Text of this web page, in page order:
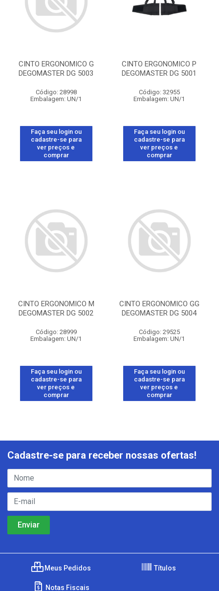
CINTO ERGONOMICO G
DEGOMASTER DG 5003
Código: 28998
Embalagem: UN/1
Faça seu login ou
cadastre-se para
ver preços e
comprar
CINTO ERGONOMICO P
DEGOMASTER DG 5001
Código: 32955
Embalagem: UN/1
Faça seu login ou
cadastre-se para
ver preços e
comprar
CINTO ERGONOMICO M
DEGOMASTER DG 5002
Código: 28999
Embalagem: UN/1
Faça seu login ou
cadastre-se para
ver preços e
comprar
CINTO ERGONOMICO GG
DEGOMASTER DG 5004
Código: 29525
Embalagem: UN/1
Faça seu login ou
cadastre-se para
ver preços e
comprar
Cadastre-se para receber nossas ofertas!
Meus Pedidos Títulos
Notas Fiscais